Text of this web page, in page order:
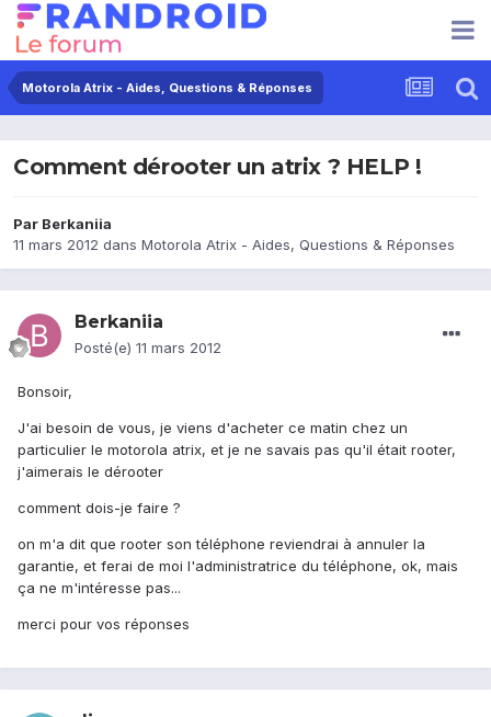
Motorola Atrix - Aides, Questions & Réponses
Comment dérooter un atrix ? HELP !
Par Berkaniia
11 mars 2012 dans Motorola Atrix - Aides, Questions & Réponses
Berkaniia
Posté(e) 11 mars 2012
Bonsoir,
J'ai besoin de vous, je viens d'acheter ce matin chez un
particulier le motorola atrix, et je ne savais pas qu'il était rooter,
j'aimerais le dérooter
comment dois-je faire ?
on m'a dit que rooter son téléphone reviendrai à annuler la
garantie, et ferai de moi l'administratrice du téléphone, ok, mais
ça ne m'intéresse pas...
merci pour vos réponses